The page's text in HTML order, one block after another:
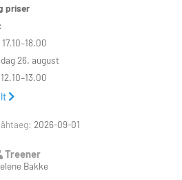
priser
26. august
22. august
3 650,-
2026-09-01
Treener
Bakke